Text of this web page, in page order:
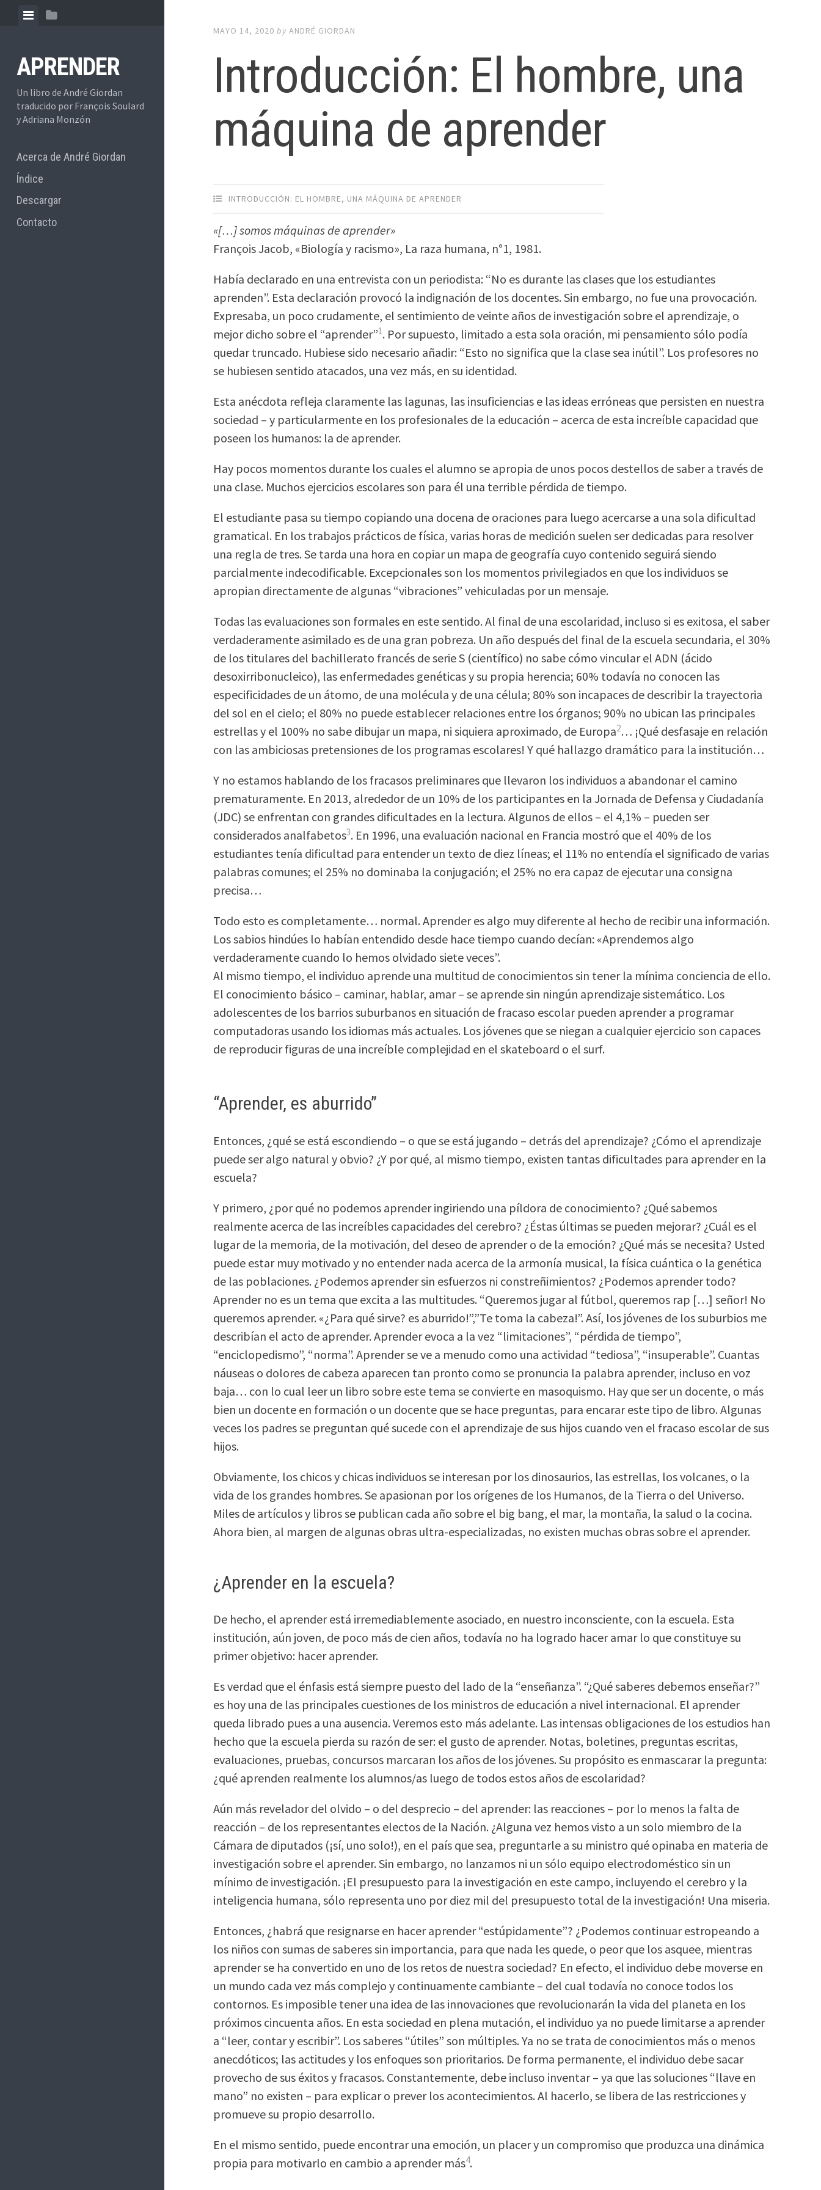
ViewView
APRENDER
Un libro de André Giordan
traducido por François Soulard
y Adriana Monzón
Acerca de André Giordan
Índice
Descargar
Contacto
MAYO 14, 2020 byANDRÉ GIORDAN
Introducción: El hombre, una
máquina de aprender
INTRODUCCIÓN: EL HOMBRE, UNA MÁQUINA DE APRENDER
«[…] somos máquinas de aprender»
François Jacob, «Biología y racismo», La raza humana, n°1, 1981.
Había declarado en una entrevista con un periodista: “No es durante las clases que los estudiantes
aprenden”. Esta declaración provocó la indignación de los docentes. Sin embargo, no fue una provocación.
Expresaba, un poco crudamente, el sentimiento de veinte años de investigación sobre el aprendizaje, o
mejor dicho sobre el “aprender”1. Por supuesto, limitado a esta sola oración, mi pensamiento sólo podía
quedar truncado. Hubiese sido necesario añadir: “Esto no significa que la clase sea inútil”. Los profesores no
se hubiesen sentido atacados, una vez más, en su identidad.
Esta anécdota refleja claramente las lagunas, las insuficiencias e las ideas erróneas que persisten en nuestra
sociedad – y particularmente en los profesionales de la educación – acerca de esta increíble capacidad que
poseen los humanos: la de aprender.
Hay pocos momentos durante los cuales el alumno se apropia de unos pocos destellos de saber a través de
una clase. Muchos ejercicios escolares son para él una terrible pérdida de tiempo.
El estudiante pasa su tiempo copiando una docena de oraciones para luego acercarse a una sola dificultad
gramatical. En los trabajos prácticos de física, varias horas de medición suelen ser dedicadas para resolver
una regla de tres. Se tarda una hora en copiar un mapa de geografía cuyo contenido seguirá siendo
parcialmente indecodificable. Excepcionales son los momentos privilegiados en que los individuos se
apropian directamente de algunas “vibraciones” vehiculadas por un mensaje.
Todas las evaluaciones son formales en este sentido. Al final de una escolaridad, incluso si es exitosa, el saber
verdaderamente asimilado es de una gran pobreza. Un año después del final de la escuela secundaria, el 30%
de los titulares del bachillerato francés de serie S (científico) no sabe cómo vincular el ADN (ácido
desoxirribonucleico), las enfermedades genéticas y su propia herencia; 60% todavía no conocen las
especificidades de un átomo, de una molécula y de una célula; 80% son incapaces de describir la trayectoria
del sol en el cielo; el 80% no puede establecer relaciones entre los órganos; 90% no ubican las principales
estrellas y el 100% no sabe dibujar un mapa, ni siquiera aproximado, de Europa2… ¡Qué desfasaje en relación
con las ambiciosas pretensiones de los programas escolares! Y qué hallazgo dramático para la institución…
Y no estamos hablando de los fracasos preliminares que llevaron los individuos a abandonar el camino
prematuramente. En 2013, alrededor de un 10% de los participantes en la Jornada de Defensa y Ciudadanía
(JDC) se enfrentan con grandes dificultades en la lectura. Algunos de ellos – el 4,1% – pueden ser
considerados analfabetos3. En 1996, una evaluación nacional en Francia mostró que el 40% de los
estudiantes tenía dificultad para entender un texto de diez líneas; el 11% no entendía el significado de varias
palabras comunes; el 25% no dominaba la conjugación; el 25% no era capaz de ejecutar una consigna
precisa…
Todo esto es completamente… normal. Aprender es algo muy diferente al hecho de recibir una información.
Los sabios hindúes lo habían entendido desde hace tiempo cuando decían: «Aprendemos algo
verdaderamente cuando lo hemos olvidado siete veces”.
Al mismo tiempo, el individuo aprende una multitud de conocimientos sin tener la mínima conciencia de ello.
El conocimiento básico – caminar, hablar, amar – se aprende sin ningún aprendizaje sistemático. Los
adolescentes de los barrios suburbanos en situación de fracaso escolar pueden aprender a programar
computadoras usando los idiomas más actuales. Los jóvenes que se niegan a cualquier ejercicio son capaces
de reproducir figuras de una increíble complejidad en el skateboard o el surf.
“Aprender, es aburrido”
Entonces, ¿qué se está escondiendo – o que se está jugando – detrás del aprendizaje? ¿Cómo el aprendizaje
puede ser algo natural y obvio? ¿Y por qué, al mismo tiempo, existen tantas dificultades para aprender en la
escuela?
Y primero, ¿por qué no podemos aprender ingiriendo una píldora de conocimiento? ¿Qué sabemos
realmente acerca de las increíbles capacidades del cerebro? ¿Éstas últimas se pueden mejorar? ¿Cuál es el
lugar de la memoria, de la motivación, del deseo de aprender o de la emoción? ¿Qué más se necesita? Usted
puede estar muy motivado y no entender nada acerca de la armonía musical, la física cuántica o la genética
de las poblaciones. ¿Podemos aprender sin esfuerzos ni constreñimientos? ¿Podemos aprender todo?
Aprender no es un tema que excita a las multitudes. “Queremos jugar al fútbol, queremos rap […] señor! No
queremos aprender. «¿Para qué sirve? es aburrido!”,”Te toma la cabeza!”. Así, los jóvenes de los suburbios me
describían el acto de aprender. Aprender evoca a la vez “limitaciones”, “pérdida de tiempo”,
“enciclopedismo”, “norma”. Aprender se ve a menudo como una actividad “tediosa”, “insuperable”. Cuantas
náuseas o dolores de cabeza aparecen tan pronto como se pronuncia la palabra aprender, incluso en voz
baja… con lo cual leer un libro sobre este tema se convierte en masoquismo. Hay que ser un docente, o más
bien un docente en formación o un docente que se hace preguntas, para encarar este tipo de libro. Algunas
veces los padres se preguntan qué sucede con el aprendizaje de sus hijos cuando ven el fracaso escolar de sus
hijos.
Obviamente, los chicos y chicas individuos se interesan por los dinosaurios, las estrellas, los volcanes, o la
vida de los grandes hombres. Se apasionan por los orígenes de los Humanos, de la Tierra o del Universo.
Miles de artículos y libros se publican cada año sobre el big bang, el mar, la montaña, la salud o la cocina.
Ahora bien, al margen de algunas obras ultra-especializadas, no existen muchas obras sobre el aprender.
¿Aprender en la escuela?
De hecho, el aprender está irremediablemente asociado, en nuestro inconsciente, con la escuela. Esta
institución, aún joven, de poco más de cien años, todavía no ha logrado hacer amar lo que constituye su
primer objetivo: hacer aprender.
Es verdad que el énfasis está siempre puesto del lado de la “enseñanza”. “¿Qué saberes debemos enseñar?”
es hoy una de las principales cuestiones de los ministros de educación a nivel internacional. El aprender
queda librado pues a una ausencia. Veremos esto más adelante. Las intensas obligaciones de los estudios han
hecho que la escuela pierda su razón de ser: el gusto de aprender. Notas, boletines, preguntas escritas,
evaluaciones, pruebas, concursos marcaran los años de los jóvenes. Su propósito es enmascarar la pregunta:
¿qué aprenden realmente los alumnos/as luego de todos estos años de escolaridad?
Aún más revelador del olvido – o del desprecio – del aprender: las reacciones – por lo menos la falta de
reacción – de los representantes electos de la Nación. ¿Alguna vez hemos visto a un solo miembro de la
Cámara de diputados (¡sí, uno solo!), en el país que sea, preguntarle a su ministro qué opinaba en materia de
investigación sobre el aprender. Sin embargo, no lanzamos ni un sólo equipo electrodoméstico sin un
mínimo de investigación. ¡El presupuesto para la investigación en este campo, incluyendo el cerebro y la
inteligencia humana, sólo representa uno por diez mil del presupuesto total de la investigación! Una miseria.
Entonces, ¿habrá que resignarse en hacer aprender “estúpidamente”? ¿Podemos continuar estropeando a
los niños con sumas de saberes sin importancia, para que nada les quede, o peor que los asquee, mientras
aprender se ha convertido en uno de los retos de nuestra sociedad? En efecto, el individuo debe moverse en
un mundo cada vez más complejo y continuamente cambiante – del cual todavía no conoce todos los
contornos. Es imposible tener una idea de las innovaciones que revolucionarán la vida del planeta en los
próximos cincuenta años. En esta sociedad en plena mutación, el individuo ya no puede limitarse a aprender
a “leer, contar y escribir”. Los saberes “útiles” son múltiples. Ya no se trata de conocimientos más o menos
anecdóticos; las actitudes y los enfoques son prioritarios. De forma permanente, el individuo debe sacar
provecho de sus éxitos y fracasos. Constantemente, debe incluso inventar – ya que las soluciones “llave en
mano” no existen – para explicar o prever los acontecimientos. Al hacerlo, se libera de las restricciones y
promueve su propio desarrollo.
En el mismo sentido, puede encontrar una emoción, un placer y un compromiso que produzca una dinámica
propia para motivarlo en cambio a aprender más4.